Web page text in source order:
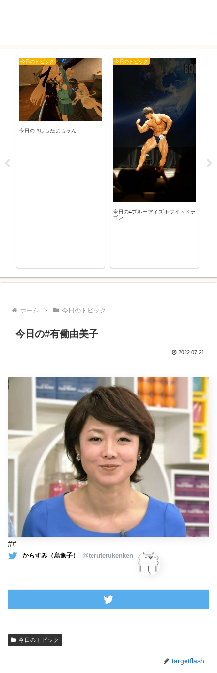
今日のトピック
今日の #しらたまちゃん
今日のトピック
今日の#ブルーアイズホワイトドラ
ゴン
ホーム 今日のトピック
今日の#有働由美子
2022.07.21
##
からすみ（烏魚子） @teruterukenken
今日のトピック
targetflash